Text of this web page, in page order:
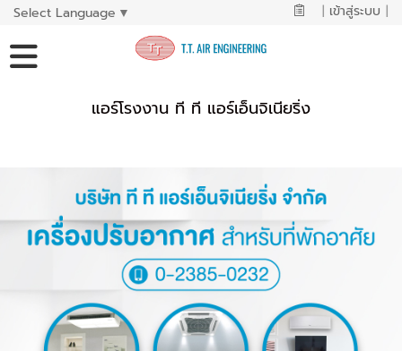
Select Language ▼ | เข้าสู่ระบบ |
แอร์โรงงาน ที ที แอร์เอ็นจิเนียริ่ง